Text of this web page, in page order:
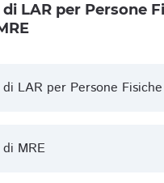
LAR per Persone
di LAR per Persone Fisiche
MRE